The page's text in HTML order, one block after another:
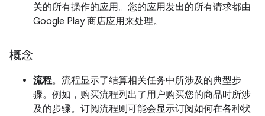
关的所有操作的应用。您的应用发出的所有请求都由
Google Play 商店应用来处理。
概念
流程。流程显示了结算相关任务中所涉及的典型步
骤。例如，购买流程列出了用户购买您的商品时所涉
及的步骤。 订阅流程则可能会显示订阅如何在各种状